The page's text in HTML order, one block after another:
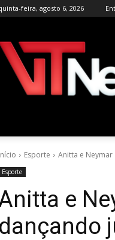
feira, agosto 6, 2026
Esporte Anitta e
Esporte
e
dançando